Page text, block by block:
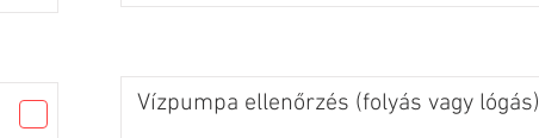
Vízpumpa ellenőrzés (folyás vagy lógás)